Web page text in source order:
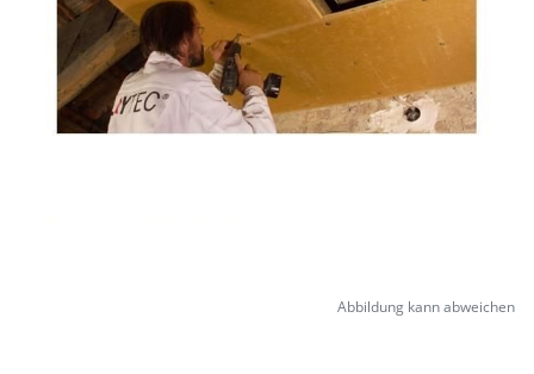
Abbildung kann abweichen